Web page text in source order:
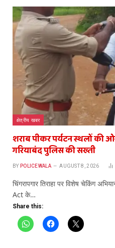
क्षेत्रीय खबर
शराब पीकर पर्यटन स्थलों की
गरियाबंद पुलिस की सख्ती
BY POLICEWALA AUGUST 8, 2026
चिंगरापगार तिराहा पर विशेष चेकिंग
Act के…
Share this: